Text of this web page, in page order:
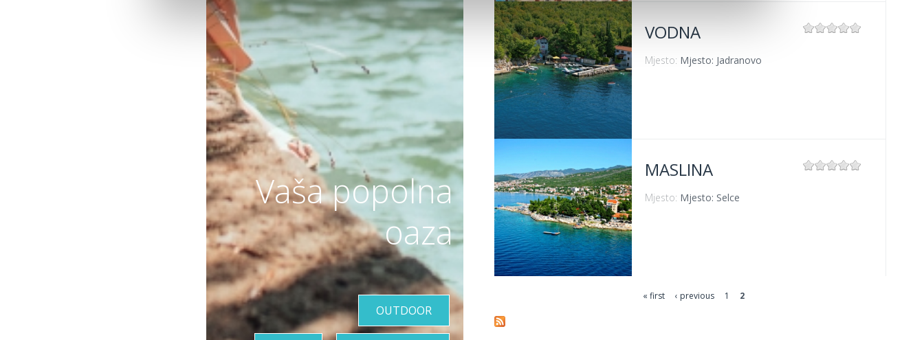
VIŠE INFORMACIJA
VODNA
Mjesto: Mjesto: Jadranovo
VIŠE INFORMACIJA
MASLINA
Mjesto: Mjesto: Selce
« first ‹ previous 1 2
Vaša popolna
oaza
OUTDOOR